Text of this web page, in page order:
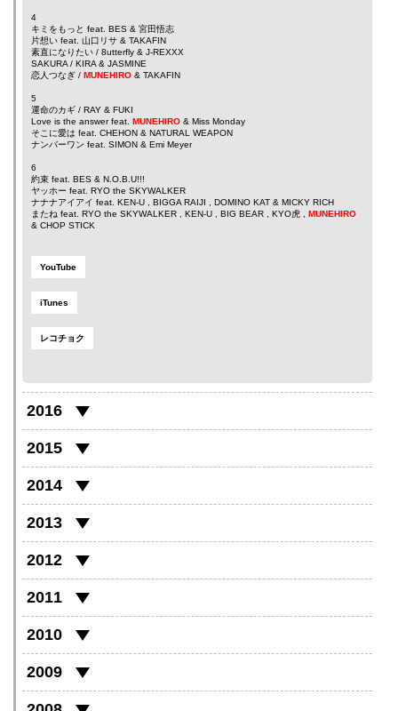
4
キミをもっと feat. BES & 宮田悟志
片想い feat. 山口リサ & TAKAFIN
素直になりたい / 8utterfly & J-REXXX
SAKURA / KIRA & JASMINE
恋人つなぎ / MUNEHIRO & TAKAFIN
5
運命のカギ / RAY & FUKI
Love is the answer feat. MUNEHIRO & Miss Monday
そこに愛は feat. CHEHON & NATURAL WEAPON
ナンバーワン feat. SIMON & Emi Meyer
6
約束 feat. BES & N.O.B.U!!!
ヤッホー feat. RYO the SKYWALKER
ナナナアイアイ feat. KEN-U BIGGA RAIJI DOMINO KAT & MICKY RICH
またね feat. RYO the SKYWALKER KEN-U BIG BEAR KYO虎
MUNEHIRO
& CHOP STICK
YouTube
iTunes
レコチョク
2016
2015
2014
2013
2012
2011
2010
2009